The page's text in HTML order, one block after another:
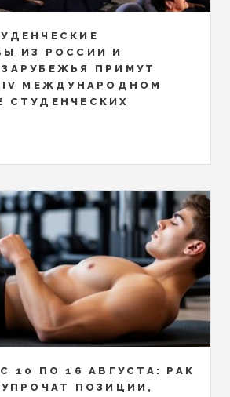
ИЗ РОССИИ И
ПРИМУТ
IV МЕЖДУНАРОДНОМ
СТУДЕНЧЕСКИХ
10 ПО 16 АВГУСТА: РАК
ПОЗИЦИИ,